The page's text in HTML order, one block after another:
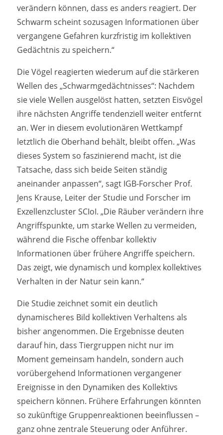
verändern können, dass es anders reagiert. Der
Schwarm scheint sozusagen Informationen über
vergangene Gefahren kurzfristig im kollektiven
Gedächtnis zu speichern.“
Die Vögel reagierten wiederum auf die stärkeren
Wellen des „Schwarmgedächtnisses“: Nachdem
sie viele Wellen ausgelöst hatten, setzten Eisvögel
ihre nächsten Angriffe tendenziell weiter entfernt
an. Wer in diesem evolutionären Wettkampf
letztlich die Oberhand behält, bleibt offen. „Was
dieses System so faszinierend macht, ist die
Tatsache, dass sich beide Seiten ständig
aneinander anpassen“, sagt IGB-Forscher Prof.
Jens Krause, Leiter der Studie und Forscher im
Exzellenzcluster SCIoI. „Die Räuber verändern ihre
Angriffspunkte, um starke Wellen zu vermeiden,
während die Fische offenbar kollektiv
Informationen über frühere Angriffe speichern.
Das zeigt, wie dynamisch und komplex kollektives
Verhalten in der Natur sein kann.“
Die Studie zeichnet somit ein deutlich
dynamischeres Bild kollektiven Verhaltens als
bisher angenommen. Die Ergebnisse deuten
darauf hin, dass Tiergruppen nicht nur im
Moment gemeinsam handeln, sondern auch
vorübergehend Informationen vergangener
Ereignisse in den Dynamiken des Kollektivs
speichern können. Frühere Erfahrungen könnten
so zukünftige Gruppenreaktionen beeinflussen –
ganz ohne zentrale Steuerung oder Anführer.